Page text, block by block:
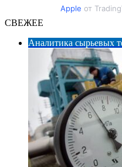
Apple от
СВЕЖЕЕ
Аналитика сырьевых